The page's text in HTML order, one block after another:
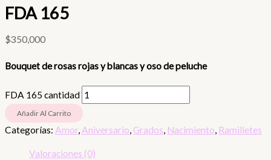
FDA 165
$350,000
Bouquet de rosas rojas y blancas y oso de peluche
FDA 165 cantidad
Añadir Al Carrito
Categorías: Amor, Aniversario, Grados, Nacimiento, Ramilletes
Valoraciones (0)